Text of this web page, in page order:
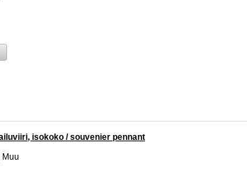
isokoko / souvenier pennant
Muu